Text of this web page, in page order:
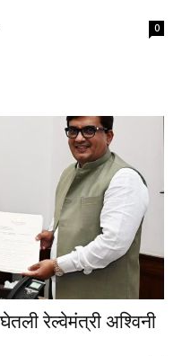
0
रेल्वेमंत्री अश्विनी